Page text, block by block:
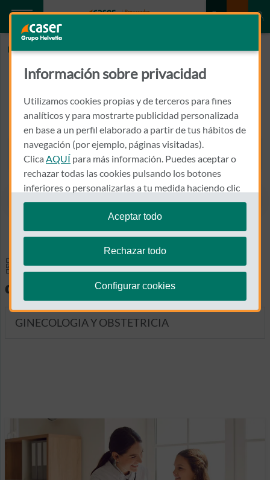
Inicio SILVA DEUSTUA, VICENTE
SILVA DEUSTUA, VICENTE
45003 - TOLEDO
925 252 046
Llamar a SILVA DEUSTUA,
Ver el mapa en Google Maps
Especialidades y pruebas
diagnósticas
GINECOLOGIA Y OBSTETRICIA
Información sobre privacidad
Utilizamos cookies propias y de terceros para fines
analíticos y para mostrarte publicidad personalizada
en base a un perfil elaborado a partir de tus hábitos de
navegación (por ejemplo, páginas visitadas).
Clica AQUÍ para más información. Puedes aceptar o
rechazar todas las cookies pulsando los botones
inferiores o personalizarlas a tu medida haciendo clic
en"configurar cookies".
Te recordamos que puedes modificar tus ajustes de
cookies en cualquier momento en la sección
Aceptar todo
Rechazar todo
Configurar cookies